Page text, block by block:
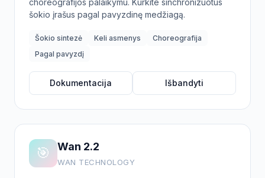
choreografijos palaikymu. Kurkite sinchronizuotus
šokio įrašus pagal pavyzdinę medžiagą.
Šokio sintezė Keli asmenys
Choreografija
Pagal pavyzdį
Dokumentacija Išbandyti
🎯 Wan 2.2
WAN TECHNOLOGY